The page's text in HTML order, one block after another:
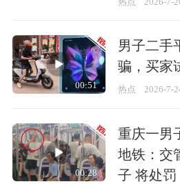
00:51
男子二手
骗，买家
热点 2026-7-
00:28
重庆一男
地铁：交
子 将处罚